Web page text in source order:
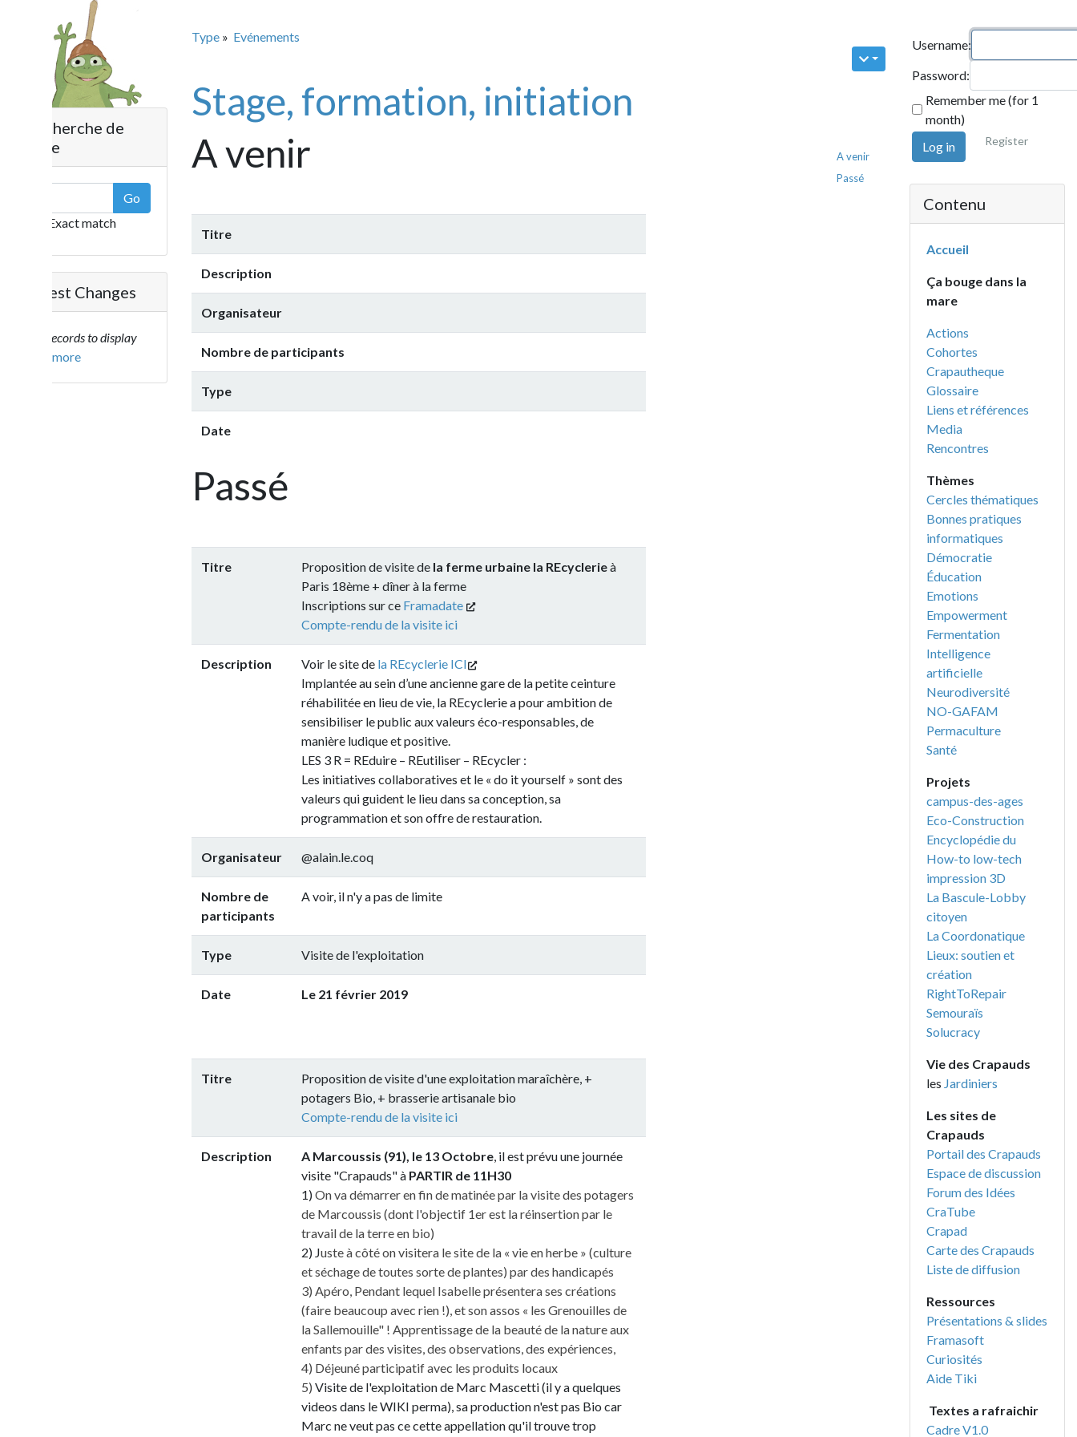
Evénements
Stage, formation, initiation
A venir
Description
Organisateur
Nombre de participants
Passé
Proposition de visite dela ferme urbaine la REcyclerieà
Paris 18ème + dîner à la ferme
Inscriptions sur ceFramadate
Compte-rendu de la visite ici
Description Voir le site de la REcyclerie ICI
Implantée au sein d’une ancienne gare de la petite ceinture
réhabilitée en lieu de vie, la REcyclerie a pour ambition de
sensibiliser le public aux valeurs éco-responsables, de
manière ludique et positive.
LES 3 R = REduire – REutiliser – REcycler :
Les initiatives collaboratives et le « do it yourself » sont des
valeurs qui guident le lieu dans sa conception, sa
programmation et son offre de restauration.
Organisateur @alain.le.coq
Nombre de
participants
A voir, il n'y a pas de limite
Visite de l'exploitation
Le 21 février 2019
Proposition de visite d'une exploitation maraîchère, +
potagers Bio, + brasserie artisanale bio
Compte-rendu de la visite ici
Description A Marcoussis (91), le 13 Octobre , il est prévu une journée
visite "Crapauds" àPARTIR de 11H30
On va démarrer en fin de matinée par la visite des potagers
de Marcoussis (dont l'objectif 1er est la réinsertion par le
travail de la terre en bio)
uste à côté on visitera le site de la « vie en herbe » (culture
et séchage de toutes sorte de plantes) par des handicapés
3) Apéro, Pendant lequel Isabelle présentera ses créations
(faire beaucoup avec rien !), et son assos « les Grenouilles de
la Sallemouille" ! Apprentissage de la beauté de la nature aux
enfants par des visites, des observations, des expériences,
4) Déjeuné participatif avec les produits locaux
Visite de l'exploitation de Marc Mascetti (il y a quelques
videos dans le WIKI perma), sa production n'est pas Bio car
Marc ne veut pas ce cette appellation qu'il trouve trop
de
match
Changes
to display
Username:
Password:
Remember me (for 1
month)
Register
Contenu
Ça bouge dans la
Crapautheque
Liens et références
Rencontres
Cercles thématiques
Bonnes pratiques
informatiques
Démocratie
Éducation
Empowerment
Fermentation
Intelligence
artificielle
Neurodiversité
NO-GAFAM
Permaculture
campus-des-ages
Eco-Construction
Encyclopédie du
How-to low-tech
impression 3D
La Bascule-Lobby
La Coordonatique
Lieux: soutien et
RightToRepair
Semouraïs
Solucracy
Vie des Crapauds
Jardiniers
Les sites de
Crapauds
Portail des Crapauds
Espace de discussion
Forum des Idées
Carte des Crapauds
Liste de diffusion
Ressources
Présentations & slides
Framasoft
Curiosités
Textes a rafraichir
Cadre V1.0